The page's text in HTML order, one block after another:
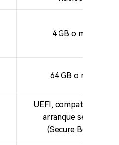
4 GB o más
64 GB o más
UEFI, compatible con
arranque seguro
(Secure Boot)